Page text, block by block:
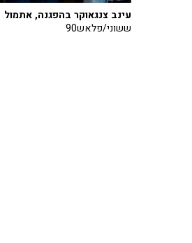
עינב צנגאוקר בהפגנה, אתמול
ששוני/פלאש90